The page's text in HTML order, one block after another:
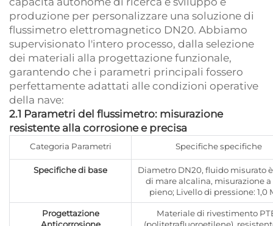
produzione per personalizzare una soluzione di
flussimetro elettromagnetico DN20. Abbiamo
supervisionato l'intero processo, dalla selezione
dei materiali alla progettazione funzionale,
garantendo che i parametri principali fossero
perfettamente adattati alle condizioni operative
della nave:
2.1 Parametri del flussimetro: misurazione
resistente alla corrosione e precisa
Categoria Parametri Specifiche specifiche
Specifiche di base
Diametro DN20, fluido misurato
di mare alcalina, misurazione
pieno; Livello di pressione: 1,0
Progettazione
Materiale di rivestimento